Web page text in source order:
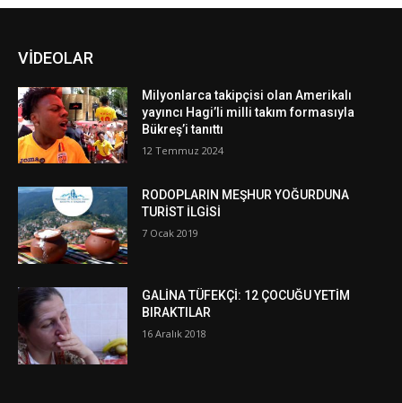
VİDEOLAR
Milyonlarca takipçisi olan Amerikalı
yayıncı Hagi’li milli takım formasıyla
Bükreş’i tanıttı
12 Temmuz 2024
RODOPLARIN MEŞHUR YOĞURDUNA
TURİST İLGİSİ
7 Ocak 2019
GALİNA TÜFEKÇİ: 12 ÇOCUĞU YETİM
BIRAKTILAR
16 Aralık 2018